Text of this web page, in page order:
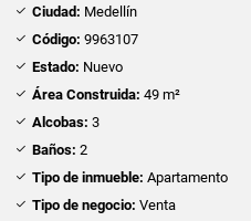
Ciudad: Medellín
Código: 9963107
Estado: Nuevo
Área Construida: 49 m²
Alcobas: 3
Baños: 2
Tipo de inmueble: Apartamento
Tipo de negocio: Venta